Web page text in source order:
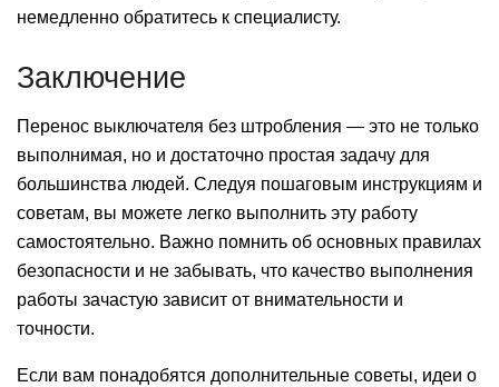
немедленно обратитесь к специалисту.
Заключение
Перенос выключателя без штробления — это не только
выполнимая, но и достаточно простая задачу для
большинства людей. Следуя пошаговым инструкциям и
советам, вы можете легко выполнить эту работу
самостоятельно. Важно помнить об основных правилах
безопасности и не забывать, что качество выполнения
работы зачастую зависит от внимательности и
точности.
Если вам понадобятся дополнительные советы, идеи о